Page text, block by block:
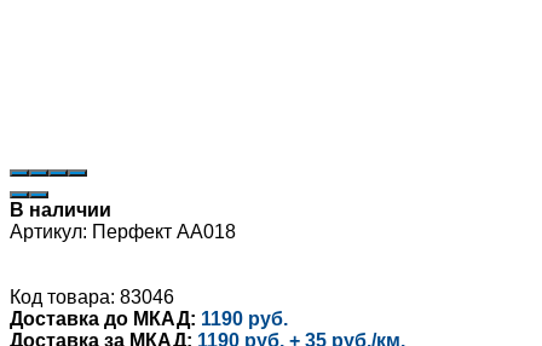
В наличии
Артикул: Перфект AA018
Код товара: 83046
Доставка до МКАД: 1190 руб.
Доставка за МКАД: 1190 руб. + 35 руб./км.